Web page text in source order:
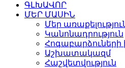
ԳԼԽԱՎՈՐ
ՄԵՐ ՄԱՍԻՆ
Մեր
Կանոնադրություն
Հոգաբարձուների
Աշխատակազմ
Հաշվետվություն